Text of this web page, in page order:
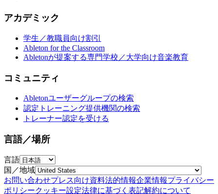
アカデミック
学生／教職員向け割引
Ableton for the Classroom
Abletonが提案する専門学校／大学向け音楽教育
コミュニティ
Abletonユーザーグループの検索
認定トレーニング提供機関の検索
トレーナー認定を受ける
言語／場所
言語
国／地域
お問い合わせプレス向け資料法的情報企業情報プライバシー
ポリシークッキー設定法律に基づく表記解約について